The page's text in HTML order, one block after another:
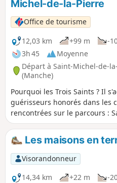
Michel-de-la-Pierre
Office de tourisme
12,03 km
+99 m
-
3h 45
Moyenne
Départ à Saint-Michel-de-
(Manche)
Pourquoi les Trois Saints ? Il
guérisseurs honorés dans les
rencontrées sur le parcours :
Saint-Marcouf et Saint-
nom de Saint-Michel-de-la-
l'exploitation du sous-sol et de
des carrières de Saint-Aubin-
balade en dur avec un
Pont-Vert.
Les maisons en
Visorandonneur
14,34 km
+22 m -